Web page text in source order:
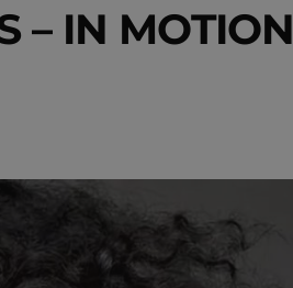
– IN MOTION